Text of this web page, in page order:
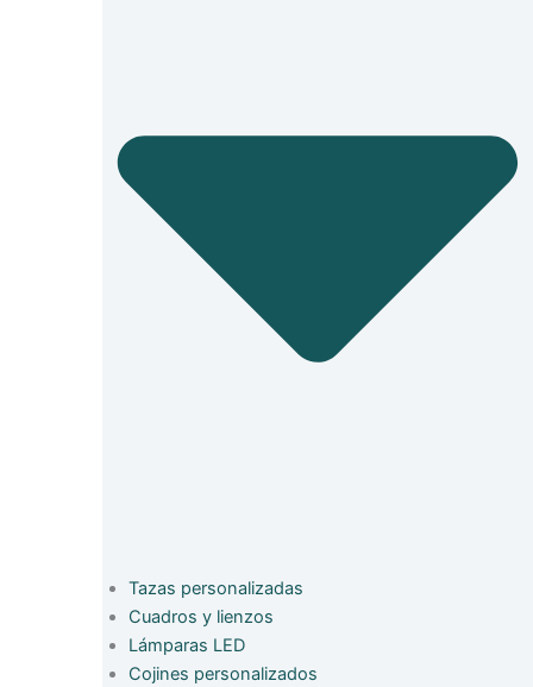
Tazas personalizadas
Cuadros y lienzos
Lámparas LED
Cojines personalizados